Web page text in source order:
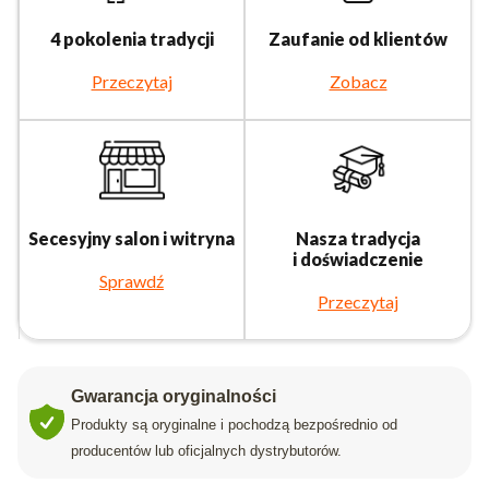
4 pokolenia tradycji
Przeczytaj
Zaufanie od klientów
Zobacz
Secesyjny salon i witryna
Sprawdź
Nasza tradycja
i doświadczenie
Przeczytaj
Gwarancja oryginalności
Produkty są oryginalne i pochodzą bezpośrednio od
producentów lub oficjalnych dystrybutorów.